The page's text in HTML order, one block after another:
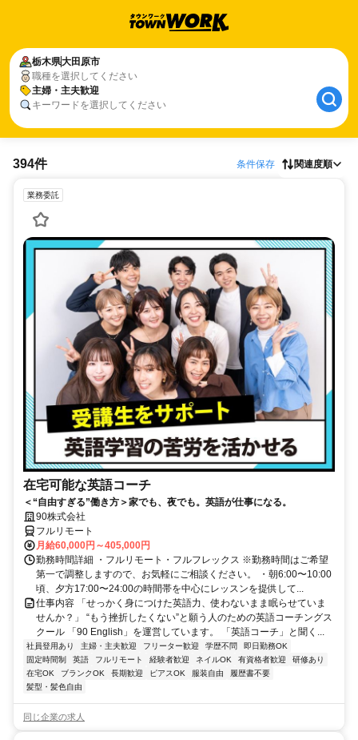
栃木県大田原市
職種を選択してください
主婦・主夫歓迎
キーワードを選択してください
394件 条件保存 関連度順
業務委託
在宅可能な英語コーチ
＜“自由すぎる”働き方＞家でも、夜でも。英語が仕事になる。
90株式会社
フルリモート
月給60,000円～405,000円
勤務時間詳細 ・フルリモート・フルフレックス ※勤務時間はご希望
第一で調整しますので、お気軽にご相談ください。 ・朝6:00〜10:00
頃、夕方17:00〜24:00の時間帯を中心にレッスンを提供して...
仕事内容 「せっかく身につけた英語力、使わないまま眠らせていま
せんか？」 “もう挫折したくない”と願う人のための英語コーチングス
クール 「90 English」を運営しています。 「英語コーチ」と聞く...
社員登用あり 主婦・主夫歓迎 フリーター歓迎 学歴不問
即日勤務OK
固定時間制
英語 フルリモート 経験者歓迎 ネイルOK 有資格者歓迎
研修あり
在宅OK
ブランクOK 長期歓迎 ピアスOK 服装自由
履歴書不要
髪型・髪色自由
同じ企業の求人